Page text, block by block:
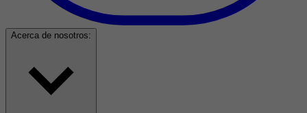
Acerca de nosotros: